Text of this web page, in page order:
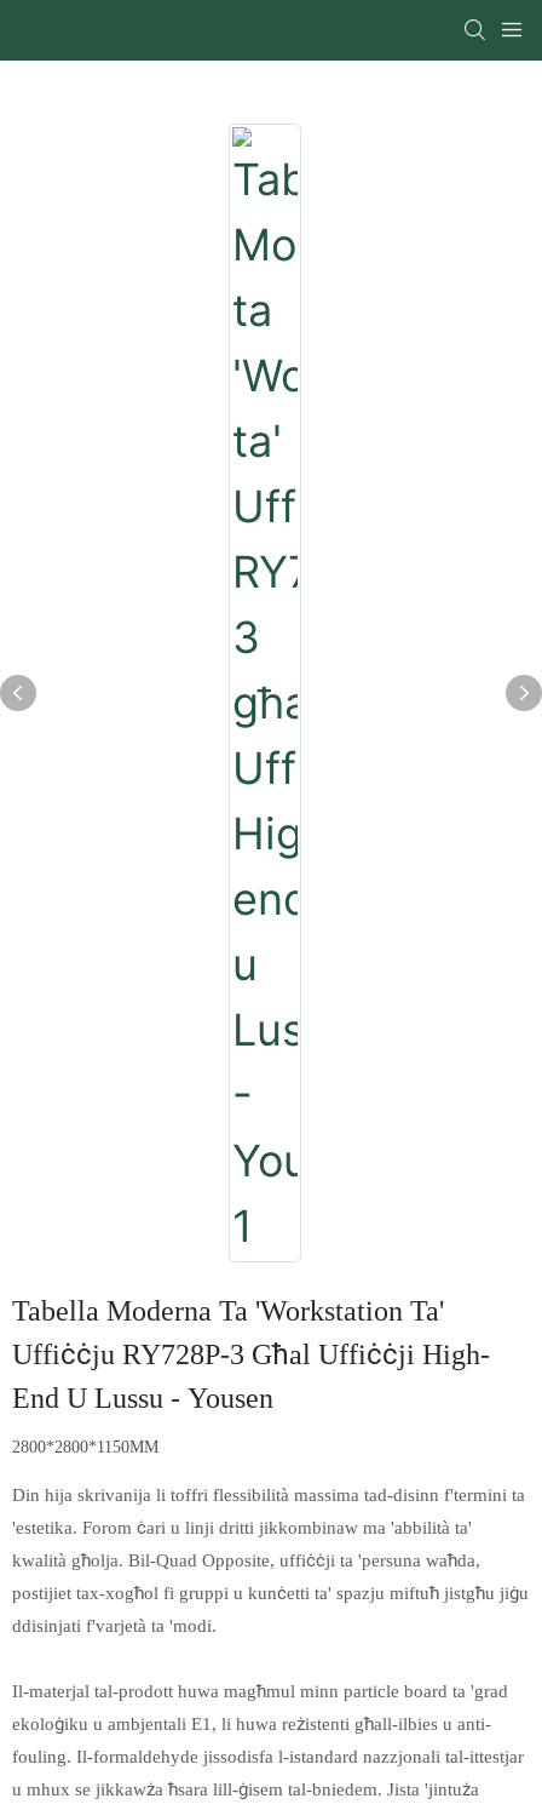
Tabella Moderna Ta 'Workstation Ta'
Uffiċċju RY728P-3 Għal Uffiċċji High-
End U Lussu - Yousen
2800*2800*1150MM
Din hija skrivanija li toffri flessibilità massima tad-disinn f'termini ta
'estetika. Forom ċari u linji dritti jikkombinaw ma 'abbilità ta'
kwalità għolja. Bil-Quad Opposite, uffiċċji ta 'persuna waħda,
postijiet tax-xogħol fi gruppi u kunċetti ta' spazju miftuħ jistgħu jiġu
ddisinjati f'varjetà ta 'modi.
Il-materjal tal-prodott huwa magħmul minn particle board ta 'grad
ekoloġiku u ambjentali E1, li huwa reżistenti għall-ilbies u anti-
fouling. Il-formaldehyde jissodisfa l-istandard nazzjonali tal-ittestjar
u mhux se jikkawża ħsara lill-ġisem tal-bniedem. Jista 'jintuża